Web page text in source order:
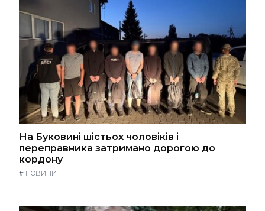
На Буковині шістьох чоловіків і
переправника затримано дорогою до
кордону
# НОВИНИ